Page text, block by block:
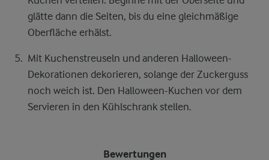
glätte dann die Seiten, bis du eine gleichmäßige
Oberfläche erhälst.
Mit Kuchenstreuseln und anderen Halloween-
Dekorationen dekorieren, solange der Zuckerguss
noch weich ist. Den Halloween-Kuchen vor dem
Servieren in den Kühlschrank stellen.
Bewertungen